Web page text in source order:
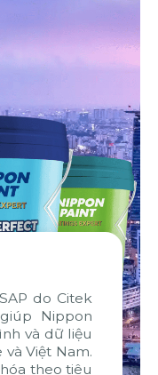
do Citek
Nippon
và dữ liệu
Việt Nam.
theo tiêu